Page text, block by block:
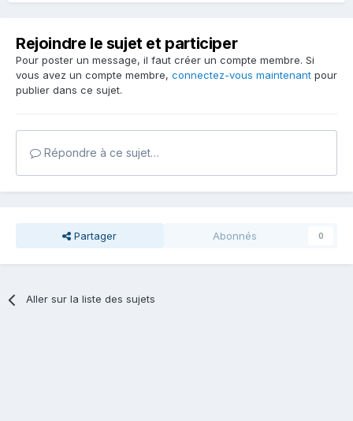
Rejoindre le sujet et participer
Pour poster un message, il faut créer un compte membre. Si
vous avez un compte membre, connectez-vous maintenant pour
publier dans ce sujet.
Répondre à ce sujet…
Partager Abonnés 0
Aller sur la liste des sujets